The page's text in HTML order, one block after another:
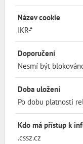
Název cookie
IKR-*
Doporučení
Nesmí být
Doba uložení
Po dobu platnosti
Kdo má přístup k
.cssz.cz